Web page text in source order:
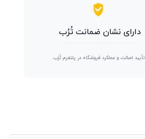
دارای نشان ضمانت تُرُب
تأیید اصالت و عملکرد فروشگاه در پلتفرم تُرُب.